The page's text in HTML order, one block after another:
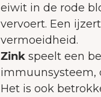
eiwit in de rode
vervoert. Een
vermoeidheid.
Zink speelt een
immuunsysteem,
Het is ook